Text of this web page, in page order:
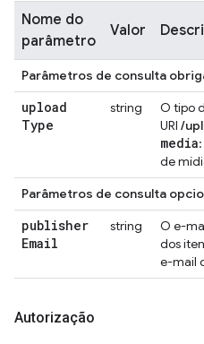
Nome do
parâmetro
Valor
Parâmetros de consulta
upload
Type
string
O tipo
URI /
media
de
Parâmetros de consulta
publisher
Email
string
O e-
dos
e-mail
Autorização